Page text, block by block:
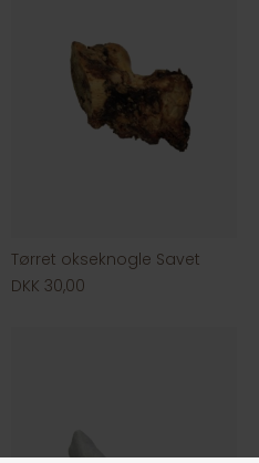
Tørret okseknogle Savet
DKK 30,00